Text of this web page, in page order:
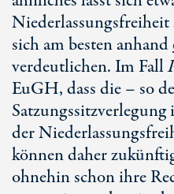
Niederlassungsfreiheit
sich am besten anhand
verdeutlichen. Im Fall
EuGH, dass die – so
der
können daher
ohnehin schon ihre